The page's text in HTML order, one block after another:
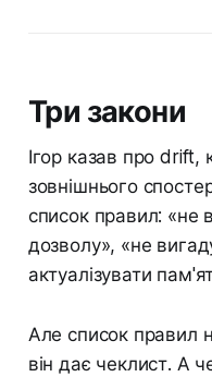
Три закони
Ігор казав про drift,
зовнішнього
список правил: «не
дозволу», «не
актуалізувати
Але список правил
він дає чеклист. А